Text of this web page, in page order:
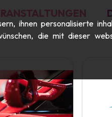
ihnen personalisierte
die mit dieser